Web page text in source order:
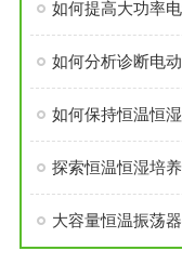
如何提高大功率
如何分析诊断电
如何保持恒温恒
探索恒温恒湿培
大容量恒温振荡